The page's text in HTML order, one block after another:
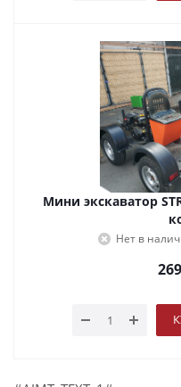
Мини экскаватор
Нет в